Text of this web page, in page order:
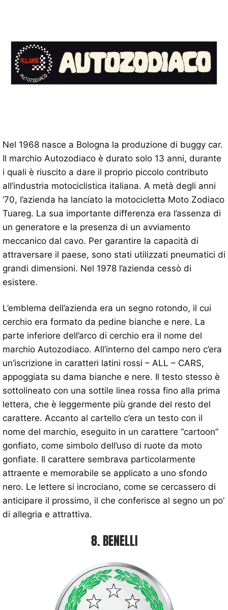
Nel 1968 nasce a Bologna la produzione di buggy car.
Il marchio Autozodiaco è durato solo 13 anni, durante
i quali è riuscito a dare il proprio piccolo contributo
all’industria motociclistica italiana. A metà degli anni
’70, l’azienda ha lanciato la motocicletta Moto Zodiaco
Tuareg. La sua importante differenza era l’assenza di
un generatore e la presenza di un avviamento
meccanico dal cavo. Per garantire la capacità di
attraversare il paese, sono stati utilizzati pneumatici di
grandi dimensioni. Nel 1978 l’azienda cessò di
esistere.
L’emblema dell’azienda era un segno rotondo, il cui
cerchio era formato da pedine bianche e nere. La
parte inferiore dell’arco di cerchio era il nome del
marchio Autozodiaco. All’interno del campo nero c’era
un’iscrizione in caratteri latini rossi – ALL – CARS,
appoggiata su dama bianche e nere. Il testo stesso è
sottolineato con una sottile linea rossa fino alla prima
lettera, che è leggermente più grande del resto del
carattere. Accanto al cartello c’era un testo con il
nome del marchio, eseguito in un carattere “cartoon”
gonfiato, come simbolo dell’uso di ruote da moto
gonfiate. Il carattere sembrava particolarmente
attraente e memorabile se applicato a uno sfondo
nero. Le lettere si incrociano, come se cercassero di
anticipare il prossimo, il che conferisce al segno un po’
di allegria e attrattiva.
8. BENELLI